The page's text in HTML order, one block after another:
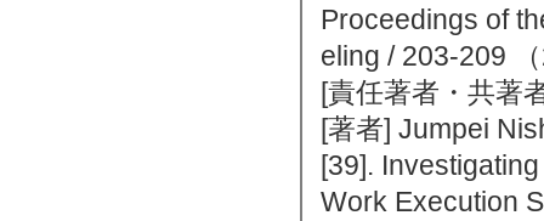
Proceedings of
eling / 203-209
[責任著者・共著
[著者] Jumpei
[39].
Work Execution